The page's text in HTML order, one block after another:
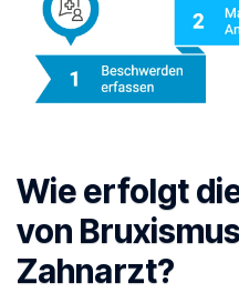
Wie erfolgt
von
Zahnarzt?